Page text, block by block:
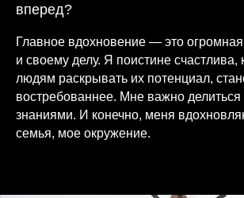
вперед?
Главное вдохновение — это
и своему делу. Я поистине счастлива,
людям раскрывать их потенциал,
востребованнее. Мне важно делиться
знаниями. И конечно, меня
семья, мое окружение.